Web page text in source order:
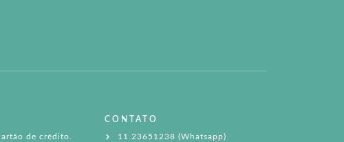
de crédito.
CONTATO
11 23651238 (Whatsapp)